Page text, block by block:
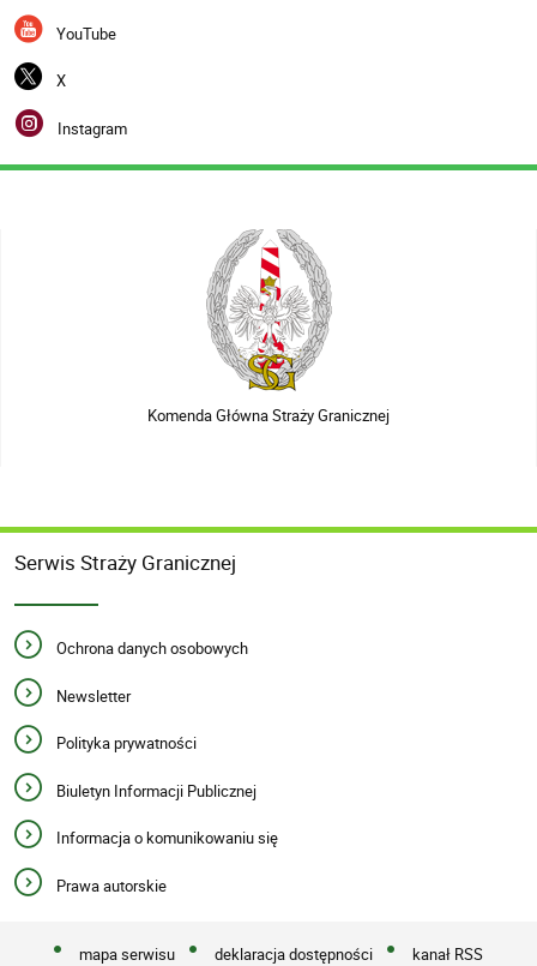
YouTube
X
Instagram
Komenda Główna Straży Granicznej
Serwis Straży Granicznej
Ochrona danych osobowych
Newsletter
Polityka prywatności
Biuletyn Informacji Publicznej
Informacja o komunikowaniu się
Prawa autorskie
mapa serwisu deklaracja dostępności kanał RSS